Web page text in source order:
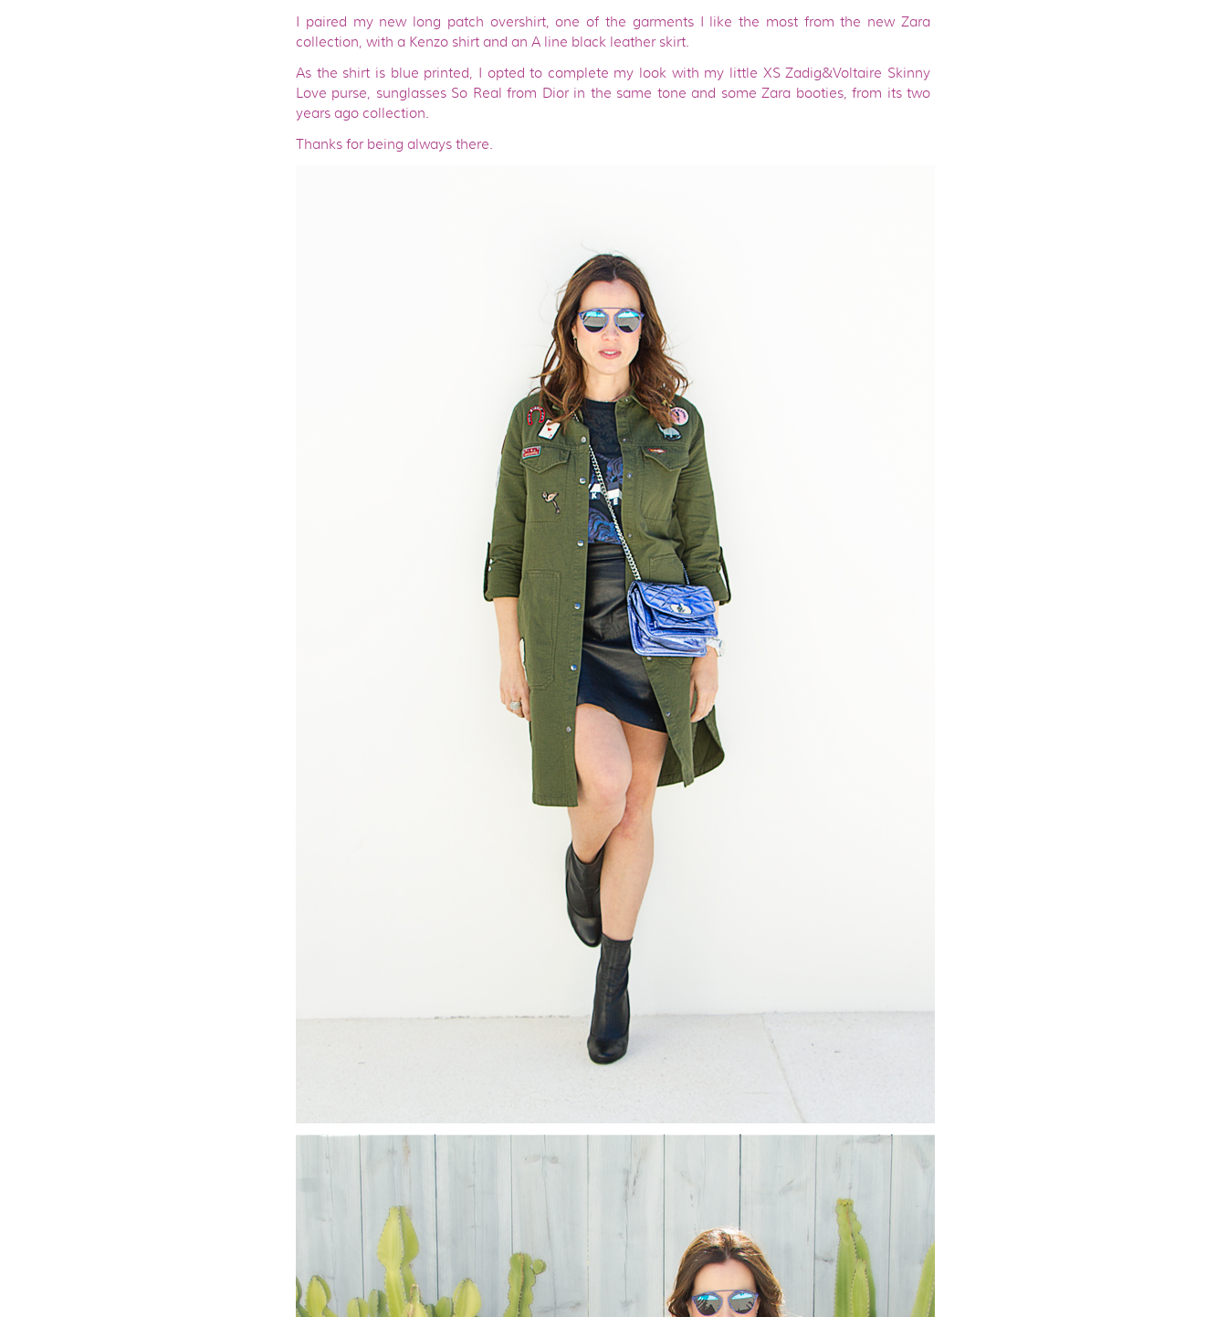
I paired my new long patch overshirt, one of the garments I like the most from the new Zara
collection, with a Kenzo shirt and an A line black leather skirt.
As the shirt is blue printed, I opted to complete my look with my little XS Zadig&Voltaire Skinny
Love purse, sunglasses So Real from Dior in the same tone and some Zara booties, from its two
years ago collection.
Thanks for being always there.